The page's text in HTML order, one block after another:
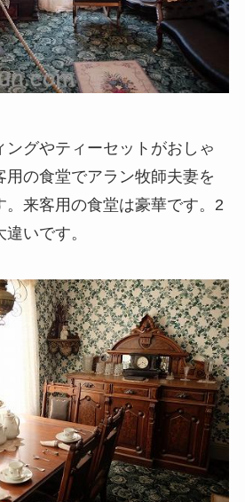
ングやティーセットがおしゃ
用の食堂でアラン牧師夫妻を
。来客用の食堂は豪華です。2
いです。